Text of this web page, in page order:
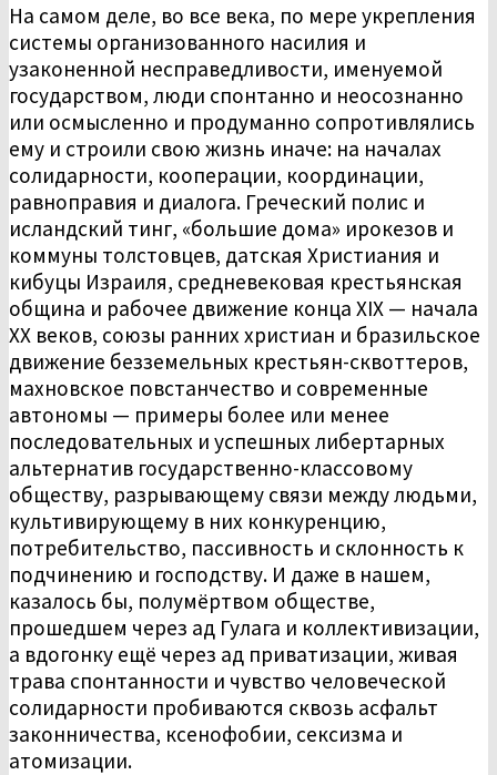
На самом деле, во все века, по мере укрепления
системы организованного насилия и
узаконенной несправедливости, именуемой
государством, люди спонтанно и неосознанно
или осмысленно и продуманно сопротивлялись
ему и строили свою жизнь иначе: на началах
солидарности, кооперации, координации,
равноправия и диалога. Греческий полис и
исландский тинг, «большие дома» ирокезов и
коммуны толстовцев, датская Христиания и
кибуцы Израиля, средневековая крестьянская
община и рабочее движение конца XIX — начала
ХХ веков, союзы ранних христиан и бразильское
движение безземельных крестьян-сквоттеров,
махновское повстанчество и современные
автономы — примеры более или менее
последовательных и успешных либертарных
альтернатив государственно-классовому
обществу, разрывающему связи между людьми,
культивирующему в них конкуренцию,
потребительство, пассивность и склонность к
подчинению и господству. И даже в нашем,
казалось бы, полумёртвом обществе,
прошедшем через ад Гулага и коллективизации,
а вдогонку ещё через ад приватизации, живая
трава спонтанности и чувство человеческой
солидарности пробиваются сквозь асфальт
законничества, ксенофобии, сексизма и
атомизации.